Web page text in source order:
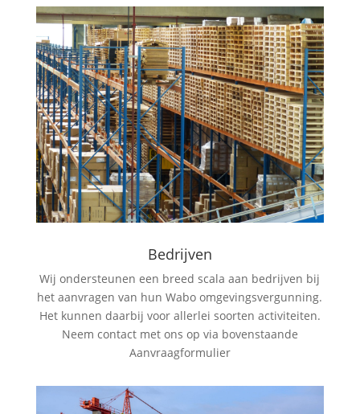
Bedrijven
Wij ondersteunen een breed scala aan bedrijven bij
het aanvragen van hun Wabo omgevingsvergunning.
Het kunnen daarbij voor allerlei soorten activiteiten.
Neem contact met ons op via bovenstaande
Aanvraagformulier